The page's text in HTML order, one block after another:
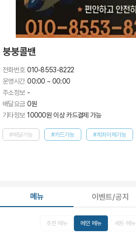
붕붕콜밴
전화번호 010-8553-8222
운영시간 00:00 ~ 00:00
주소정보 -
배달요금 0원
기타정보 10000원 이상 카드결제 가능
#배달가능 #카드가능 #계좌이체가능
메뉴 이벤트/공지
추천 메뉴 메인 메뉴 세트 메뉴